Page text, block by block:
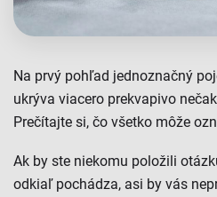
Na prvý pohľad jednoznačný
ukrýva viacero prekvapivo
Prečítajte si, čo všetko môže
Ak by ste niekomu položili
odkiaľ pochádza, asi by vás